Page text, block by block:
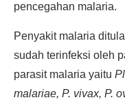
pencegahan malaria.
Penyakit malaria
sudah terinfeksi oleh
parasit malaria yaitu
malariae, P. vivax, P.